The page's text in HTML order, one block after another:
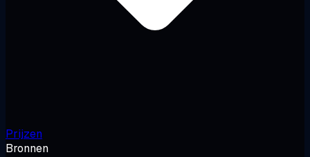
Prijzen
Bronnen